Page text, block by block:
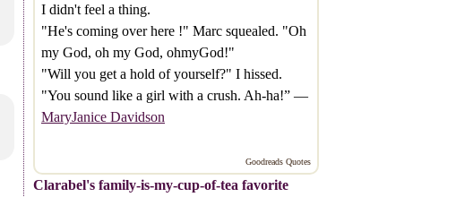
I didn't feel a thing.
"He's coming over here !" Marc squealed. "Oh
my God, oh my God, ohmyGod!"
"Will you get a hold of yourself?" I hissed.
"You sound like a girl with a crush. Ah-ha!” —
MaryJanice Davidson
Goodreads Quotes
Clarabel's family-is-my-cup-of-tea favorite